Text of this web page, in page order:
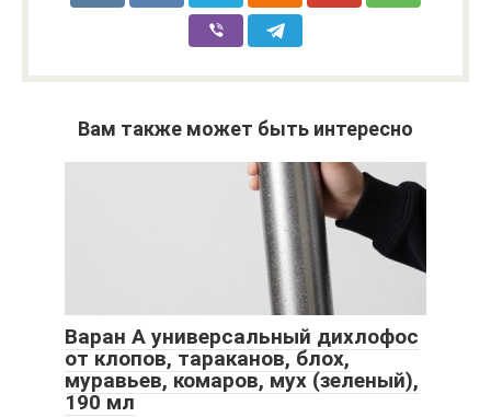
Вам также может быть интересно
Варан А универсальный дихлофос
от клопов, тараканов, блох,
муравьев, комаров, мух (зеленый),
190 мл